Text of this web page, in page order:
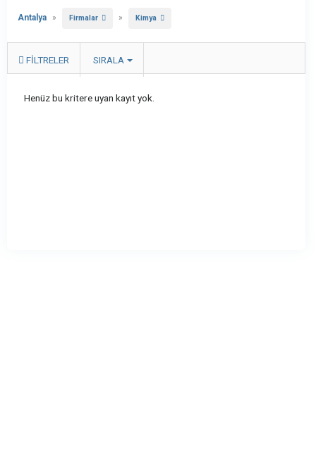
Antalya » Firmalar » Kimya
FILTRELER SIRALA
Henüz bu kritere uyan kayıt yok.